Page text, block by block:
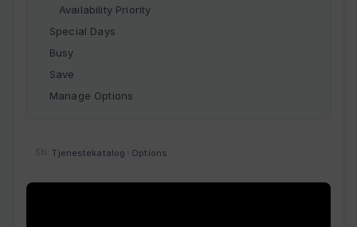
Availability Priority
Special Days
Busy
Save
Manage Options
Tjenestekatalog Options